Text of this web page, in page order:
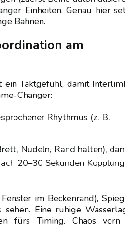
Einheiten. Genau hier
Bahnen.
am
ein Taktgefühl, damit
Changer:
Rhythmus (z. B.
Nudeln, Rand halten),
20–30 Sekunden
im Beckenrand),
Eine ruhige
fürs Timing. Chaos